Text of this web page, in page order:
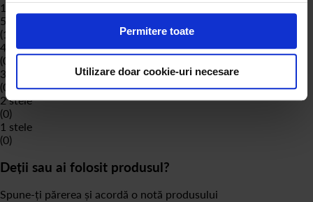
Permitere toate
Utilizare doar cookie-uri necesare
1 de review-uri
5 stele
(1)
4 stele
(0)
3 stele
(0)
2 stele
(0)
1 stele
(0)
Deții sau ai folosit produsul?
Spune-ți părerea și acordă o notă produsului